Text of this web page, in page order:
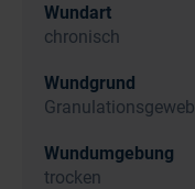
Wundart
chronisch
Wundgrund
Wundumgebung
trocken